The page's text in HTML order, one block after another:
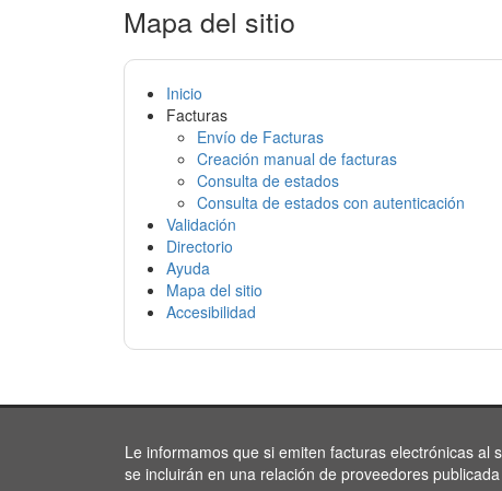
Mapa del sitio
Inicio
Facturas
Envío de Facturas
Creación manual de facturas
Consulta de estados
Consulta de estados con autenticación
Validación
Directorio
Ayuda
Mapa del sitio
Accesibilidad
Le informamos que si emiten facturas electrónicas
se incluirán en una relación de proveedores